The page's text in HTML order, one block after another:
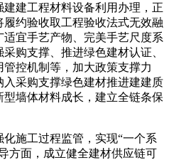
建工程材料设备利用办理，正
约验收取工程验收法式无效融
宜手艺产物、完美手艺尺度系
购支撑、推进绿色建材认证、
控机制等，加大政策支撑力
入采购支撑绿色建材推进建建质
墙体材料成长，建立全链条保
施工过程监管，实现“一个系
方面，成立健全建材供应链可